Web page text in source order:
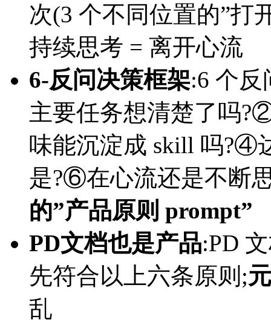
次(3 个不同位置的”打
持续思考 = 离开心流
6-反问决策框架:6 个
主要任务想清楚了吗
味能沉淀成 skill 吗?④
是?⑥在心流还是不断
的”产品原则 prompt”
PD文档也是产品:PD
先符合以上六条原则;
乱